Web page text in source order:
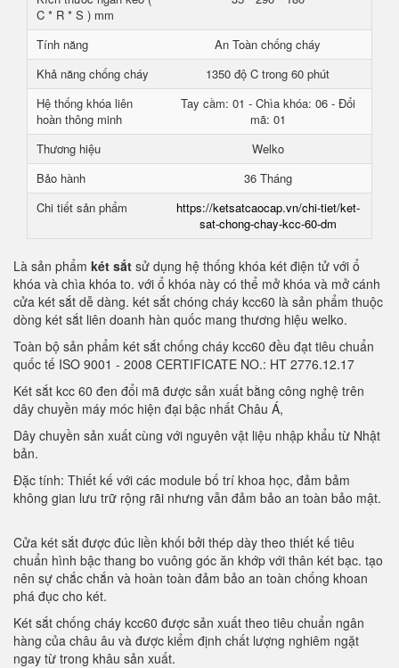
C * R * S ) mm
Tính năng
An Toàn chống cháy
Khả năng chống cháy
1350 độ C trong 60 phút
Hệ thống khóa liên
hoàn thông minh
Tay cầm: 01 - Chìa khóa: 06 - Đổi
mã: 01
Thương hiệu
Welko
Bảo hành
36 Tháng
Chi tiết sản phẩm
https://ketsatcaocap.vn/chi-tiet/ket-
sat-chong-chay-kcc-60-dm
Là sản phẩm két sắt sử dụng hệ thống khóa két điện tử với ổ
khóa và chìa khóa to. với ổ khóa này có thể mở khóa và mở cánh
cửa két sắt dễ dàng. két sắt chóng cháy kcc60 là sản phẩm thuộc
dòng két sắt liên doanh hàn quốc mang thương hiệu welko.
Toàn bộ sản phẩm két sắt chống cháy kcc60 đều đạt tiêu chuẩn
quốc tế ISO 9001 - 2008 CERTIFICATE NO.: HT 2776.12.17
Két sắt kcc 60 đen đổi mã được sản xuất bằng công nghệ trên
dây chuyền máy móc hiện đại bậc nhất Châu Á,
Dây chuyền sản xuất cùng với nguyên vật liệu nhập khẩu từ Nhật
bản.
Đặc tính: Thiết kế với các module bố trí khoa học, đảm bảm
không gian lưu trữ rộng rãi nhưng vẫn đảm bảo an toàn bảo mật.
Cửa két sắt được đúc liền khối bởi thép dày theo thiết kế tiêu
chuẩn hình bậc thang bo vuông góc ăn khớp với thân két bạc. tạo
nên sự chắc chắn và hoàn toàn đảm bảo an toàn chống khoan
phá đục cho két.
Két sắt chống cháy kcc60 được sản xuất theo tiêu chuẩn ngân
hàng của châu âu và được kiểm định chất lượng nghiêm ngặt
ngay từ trong khâu sản xuất.